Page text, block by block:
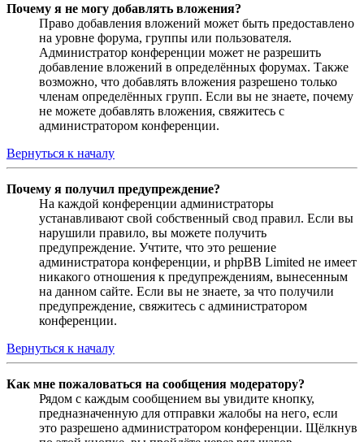
Почему я не могу добавлять вложения?
Право добавления вложений может быть предоставлено
на уровне форума, группы или пользователя.
Администратор конференции может не разрешить
добавление вложений в определённых форумах. Также
возможно, что добавлять вложения разрешено только
членам определённых групп. Если вы не знаете, почему
не можете добавлять вложения, свяжитесь с
администратором конференции.
Вернуться к началу
Почему я получил предупреждение?
На каждой конференции администраторы
устанавливают свой собственный свод правил. Если вы
нарушили правило, вы можете получить
предупреждение. Учтите, что это решение
администратора конференции, и phpBB Limited не имеет
никакого отношения к предупреждениям, вынесенным
на данном сайте. Если вы не знаете, за что получили
предупреждение, свяжитесь с администратором
конференции.
Вернуться к началу
Как мне пожаловаться на сообщения модератору?
Рядом с каждым сообщением вы увидите кнопку,
предназначенную для отправки жалобы на него, если
это разрешено администратором конференции. Щёлкнув